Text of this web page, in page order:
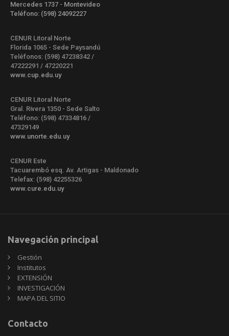
Mercedes 1737 - Montevideo
Teléfono: (598) 24092227
CENUR Litoral Norte
Florida 1065 - Sede Paysandú
Teléfonos: (598) 47238342 /
47222291 / 47220221
www.cup.edu.uy
CENUR Litoral Norte
Gral. Rivera 1350 - Sede Salto
Teléfono: (598) 47334816 /
47329149
www.unorte.edu.uy
CENUR Este
Tacuarembó esq. Av. Artigas - Maldonado
Telefax: (598) 42255326
www.cure.edu.uy
Navegación principal
Gestión
Institutos
EXTENSIÓN
INVESTIGACIÓN
MAPA DEL SITIO
Contacto